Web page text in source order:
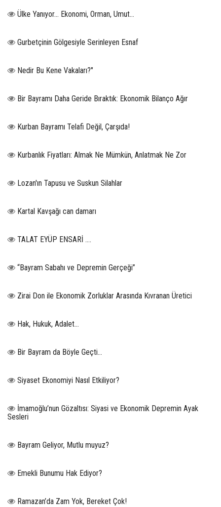
Ülke Yanıyor… Ekonomi, Orman, Umut…
Gurbetçinin Gölgesiyle Serinleyen Esnaf
Nedir Bu Kene Vakaları?"
Bir Bayramı Daha Geride Bıraktık: Ekonomik Bilanço Ağır
Kurban Bayramı Telafi Değil, Çarşıda!
Kurbanlık Fiyatları: Almak Ne Mümkün, Anlatmak Ne Zor
Lozan'ın Tapusu ve Suskun Silahlar
Kartal Kavşağı can damarı
TALAT EYÜP ENSARİ ….
“Bayram Sabahı ve Depremin Gerçeği”
Zirai Don ile Ekonomik Zorluklar Arasında Kıvranan Üretici
Hak, Hukuk, Adalet…
Bir Bayram da Böyle Geçti…
Siyaset Ekonomiyi Nasıl Etkiliyor?
İmamoğlu’nun Gözaltısı: Siyasi ve Ekonomik Depremin Ayak
Sesleri
Bayram Geliyor, Mutlu muyuz?
Emekli Bunumu Hak Ediyor?
Ramazan’da Zam Yok, Bereket Çok!